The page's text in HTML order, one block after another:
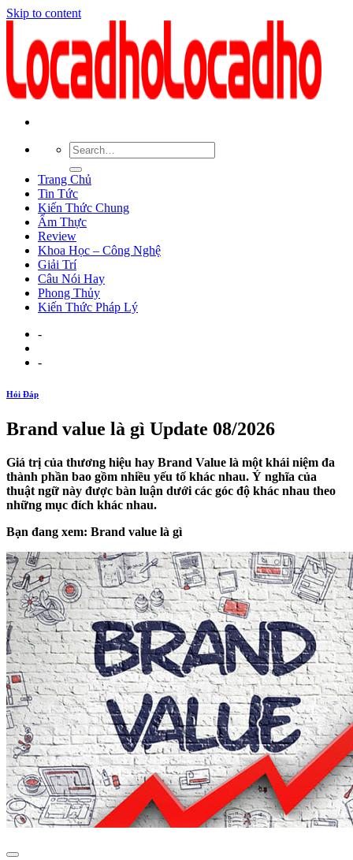
Skip to content
Trang Chủ
Tin Tức
Kiến Thức Chung
Ẩm Thực
Review
Khoa Học – Công Nghệ
Giải Trí
Câu Nói Hay
Phong Thủy
Kiến Thức Pháp Lý
-
-
Hỏi Đáp
Brand value là gì Update 08/2026
Giá trị của thương hiệu hay Brand Value là một khái niệm đa
thành phần bao gồm nhiều yếu tố khác nhau. Ý nghĩa của
thuật ngữ này được bàn luận dưới các góc độ khác nhau theo
những mục đích khác nhau.
Bạn đang xem: Brand value là gì